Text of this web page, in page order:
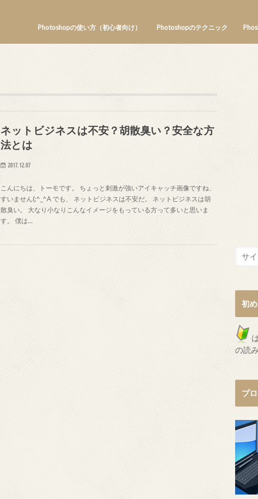
Photoshopの使い方（初心者向け） Photoshopのテクニック
ネットビジネスは不安？胡散臭い？安全な方
法とは
2017.12.07
こんにちは、トーモです。 ちょっと刺激が強いアイキャッチ画像ですね、
すいません(;^_^A でも、 ネットビジネスは不安だ。 ネットビジネスは胡
散臭い。 大なり小なりこんなイメージをもっている方って多いと思いま
す。 僕は…
初
の読み
プ